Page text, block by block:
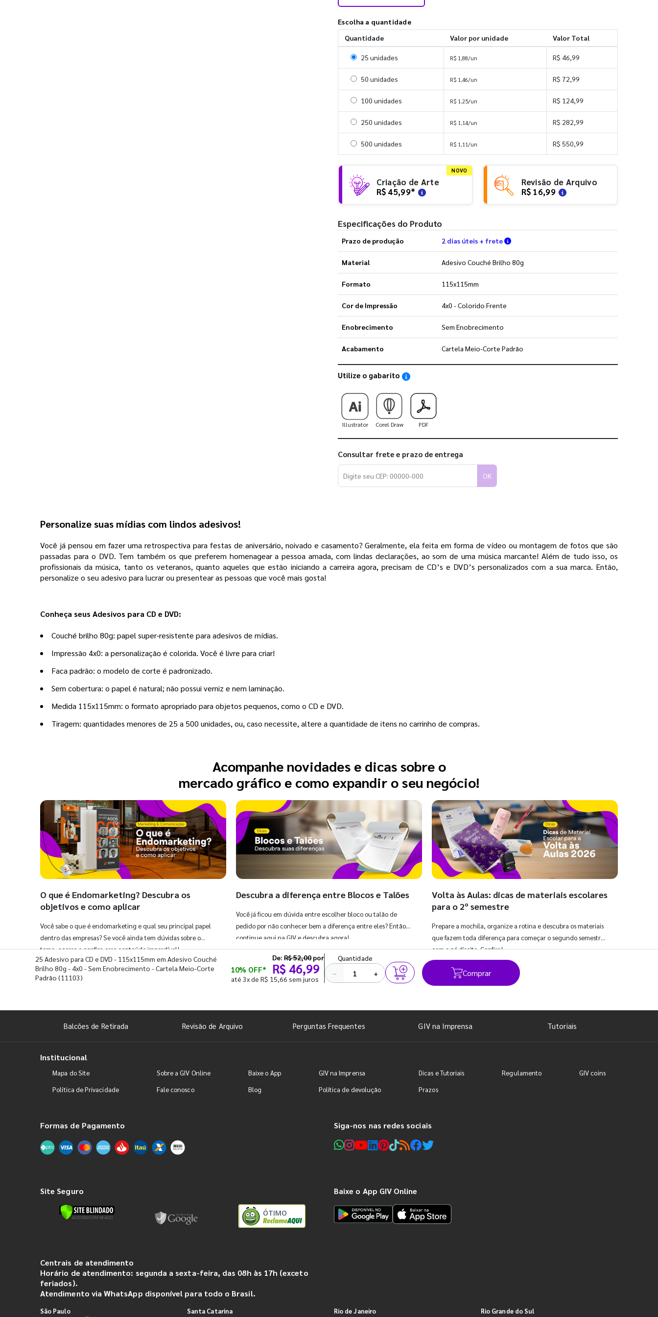
Escolha a quantidade
Quantidade
Valor por unidade Valor Total
Selecionar 25 unidades
25 unidades R$ 1,88/un R$ 46,99
Selecionar 50 unidades
50 unidades R$ 1,46/un R$ 72,99
Selecionar 100 unidades
100 unidades R$ 1,25/un R$ 124,99
Selecionar 250 unidades
250 unidades R$ 1,14/un R$ 282,99
Selecionar 500 unidades
500 unidades R$ 1,11/un R$ 550,99
NOVO
Criação de Arte
R$ 45,99*
Revisão de Arquivo
R$ 16,99
Especificações do Produto
Prazo de produção 2 dias úteis + frete Verifique as condições de entrega
Material Adesivo Couché Brilho 80g
Formato 115x115mm
Cor de Impressão 4x0 - Colorido Frente
Enobrecimento Sem Enobrecimento
Acabamento Cartela Meio-Corte Padrão
Utilize o gabarito Saiba como utilizar os nossos gabaritos
Illustrator Corel Draw PDF
Consultar frete e prazo de entrega
OK
Personalize suas mídias com lindos adesivos!
Você já pensou em fazer uma retrospectiva para festas de aniversário, noivado e casamento? Geralmente, ela feita em forma de vídeo ou montagem de fotos que são
passadas para o DVD. Tem também os que preferem homenagear a pessoa amada, com lindas declarações, ao som de uma música marcante! Além de tudo isso, os
profissionais da música, tanto os veteranos, quanto aqueles que estão iniciando a carreira agora, precisam de CD’s e DVD’s personalizados com a sua marca. Então,
personalize o seu adesivo para lucrar ou presentear as pessoas que você mais gosta!
Conheça seus Adesivos para CD e DVD:
Couché brilho 80g: papel super-resistente para adesivos de mídias.
Impressão 4x0: a personalização é colorida. Você é livre para criar!
Faca padrão: o modelo de corte é padronizado.
Sem cobertura: o papel é natural; não possui verniz e nem laminação.
Medida 115x115mm: o formato apropriado para objetos pequenos, como o CD e DVD.
Tiragem: quantidades menores de 25 a 500 unidades, ou, caso necessite, altere a quantidade de itens no carrinho de compras.
Acompanhe novidades e dicas sobre o
mercado gráfico e como expandir o seu negócio!
O que é Endomarketing? Descubra os
objetivos e como aplicar
Você sabe o que é endomarketing e qual seu principal papel
dentro das empresas? Se você ainda tem dúvidas sobre o
tema, acesse e confira esse conteúdo imperdível!
Descubra a diferença entre Blocos e Talões
Você já ficou em dúvida entre escolher bloco ou talão de
pedido por não conhecer bem a diferença entre eles? Então,
continue aqui na GIV e descubra agora!
Volta às Aulas: dicas de materiais escolares
para o 2º semestre
Prepare a mochila, organize a rotina e descubra os materiais
que fazem toda diferença para começar o segundo semestre
com o pé direito. Confira!
25 Adesivo para CD e DVD - 115x115mm em Adesivo Couché
Brilho 80g - 4x0 - Sem Enobrecimento - Cartela Meio-Corte
Padrão (11103)
10% OFF*
De: R$ 52,00 por
R$ 46,99
até 3x de R$ 15,66 sem juros
Quantidade
− + Comprar
Balcões de Retirada Revisão de Arquivo Perguntas Frequentes GIV na Imprensa Tutoriais
Institucional
Mapa do Site Sobre a GIV Online Baixe o App GIV na Imprensa Dicas e Tutoriais Regulamento
GIV coins
Política de Privacidade
Fale conosco Blog Política de devolução Prazos
Formas de Pagamento Siga-nos nas redes sociais
Site Seguro
ÓTIMO
Baixe o App GIV Online
Centrais de atendimento
Horário de atendimento: segunda a sexta-feira, das 08h às 17h (exceto
feriados).
Atendimento via WhatsApp disponível para todo o Brasil.
São Paulo
Santa Catarina
Rio de Janeiro
Rio Grande do Sul